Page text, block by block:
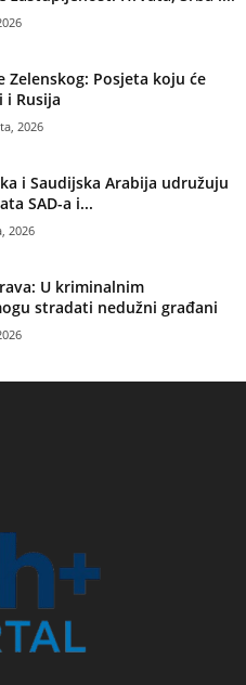
Zelenskog: Posjeta koju će
Rusija
2026
i Saudijska Arabija udružuju
SAD-a i...
2026
U kriminalnim
stradati nedužni građani